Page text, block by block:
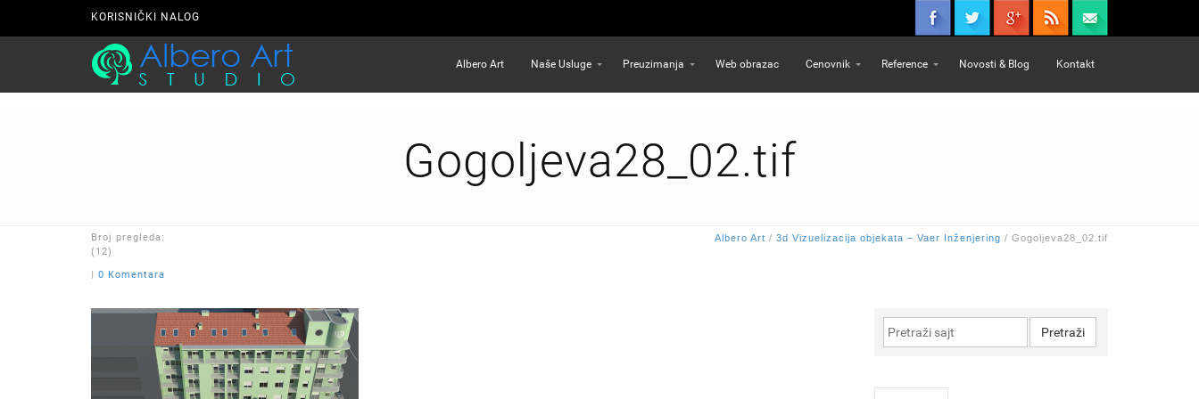
KORISNIČKI NALOG
Albero Art Naše Usluge Preuzimanja Web obrazac Cenovnik Reference Novosti & Blog Kontakt
Gogoljeva28_02.tif
Broj pregleda:
(12)
| 0 Komentara
Albero Art / 3d Vizuelizacija objekata – Vaer Inženjering / Gogoljeva28_02.tif